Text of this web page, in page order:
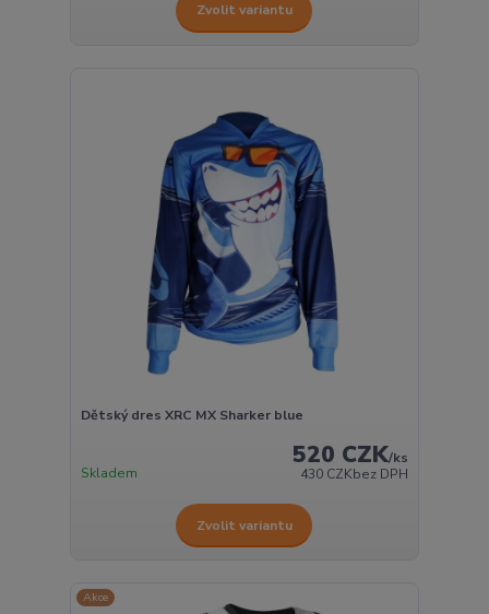
Zvolit variantu
Dětský dres XRC MX Sharker blue
520 CZK/ks
430 CZKbez DPH
Skladem
Zvolit variantu
Akce